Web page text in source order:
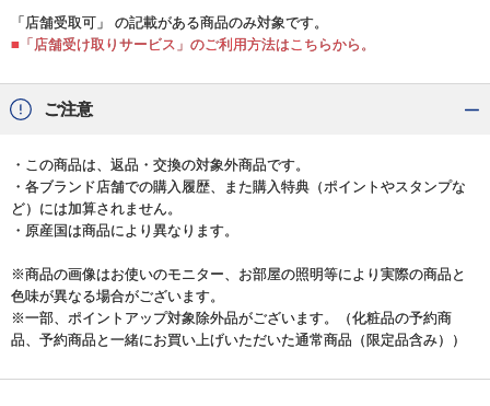
「店舗受取可」 の記載がある商品のみ対象です。
■「店舗受け取りサービス」のご利用方法はこちらから。
ご注意
・この商品は、返品・交換の対象外商品です。
・各ブランド店舗での購入履歴、また購入特典（ポイントやスタンプな
ど）には加算されません。
・原産国は商品により異なります。
※商品の画像はお使いのモニター、お部屋の照明等により実際の商品と
色味が異なる場合がございます。
※一部、ポイントアップ対象除外品がございます。（化粧品の予約商
品、予約商品と一緒にお買い上げいただいた通常商品（限定品含み））